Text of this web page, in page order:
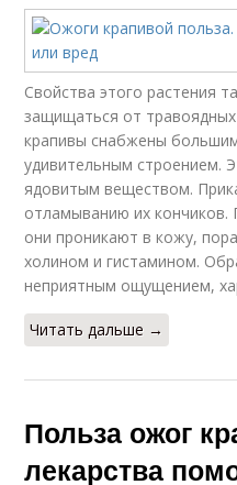
Свойства этого растения
защищаться от
крапивы снабжены
удивительным строением.
ядовитым веществом.
отламыванию их
они проникают в кожу,
холином и гистамином.
неприятным ощущением,
Читать дальше →
Польза ожог
лекарства